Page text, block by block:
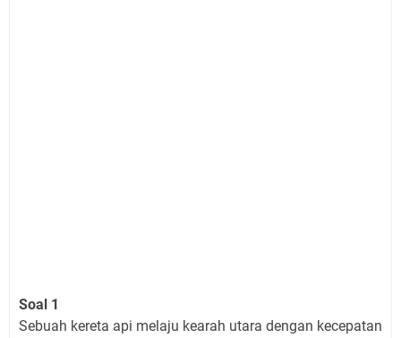
Soal 1
Sebuah kereta api melaju kearah utara dengan kecepatan